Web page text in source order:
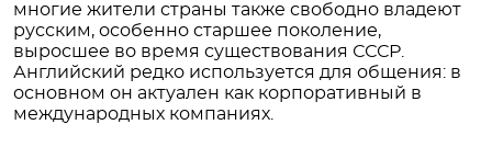
многие жители страны также свободно владеют
русским, особенно старшее поколение,
выросшее во время существования СССР.
Английский редко используется для общения: в
основном он актуален как корпоративный в
международных компаниях.